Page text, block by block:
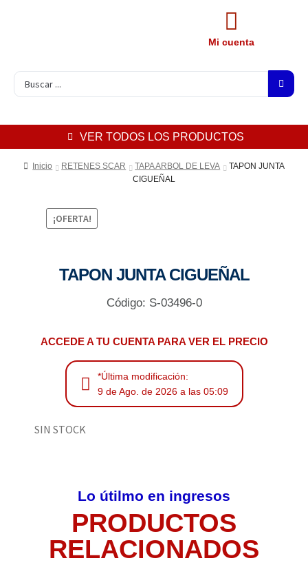
Mi cuenta
VER TODOS LOS PRODUCTOS
Inicio RETENES SCAR TAPA ARBOL DE LEVA
TAPON JUNTA
CIGUEÑAL
¡OFERTA!
TAPON JUNTA CIGUEÑAL
Código: S-03496-0
ACCEDE A TU CUENTA PARA VER EL PRECIO
*Última modificación:
9 de Ago. de 2026 a las 05:09
SIN STOCK
Lo útilmo en ingresos
PRODUCTOS
RELACIONADOS